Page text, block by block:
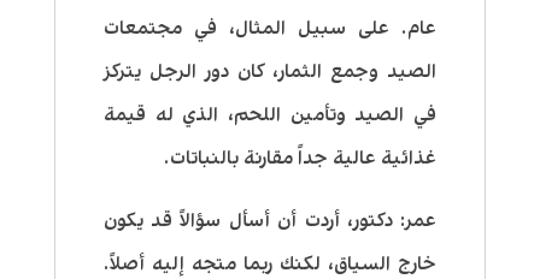
عام. على سبيل المثال، في مجتمعات
الصيد وجمع الثمار، كان دور الرجل يتركز
في الصيد وتأمين اللحم، الذي له قيمة
غذائية عالية جداً مقارنة بالنباتات.
عمر: دكتور، أردت أن أسأل سؤالاً قد يكون
خارج السياق، لكنك ربما متجه إليه أصلاً.